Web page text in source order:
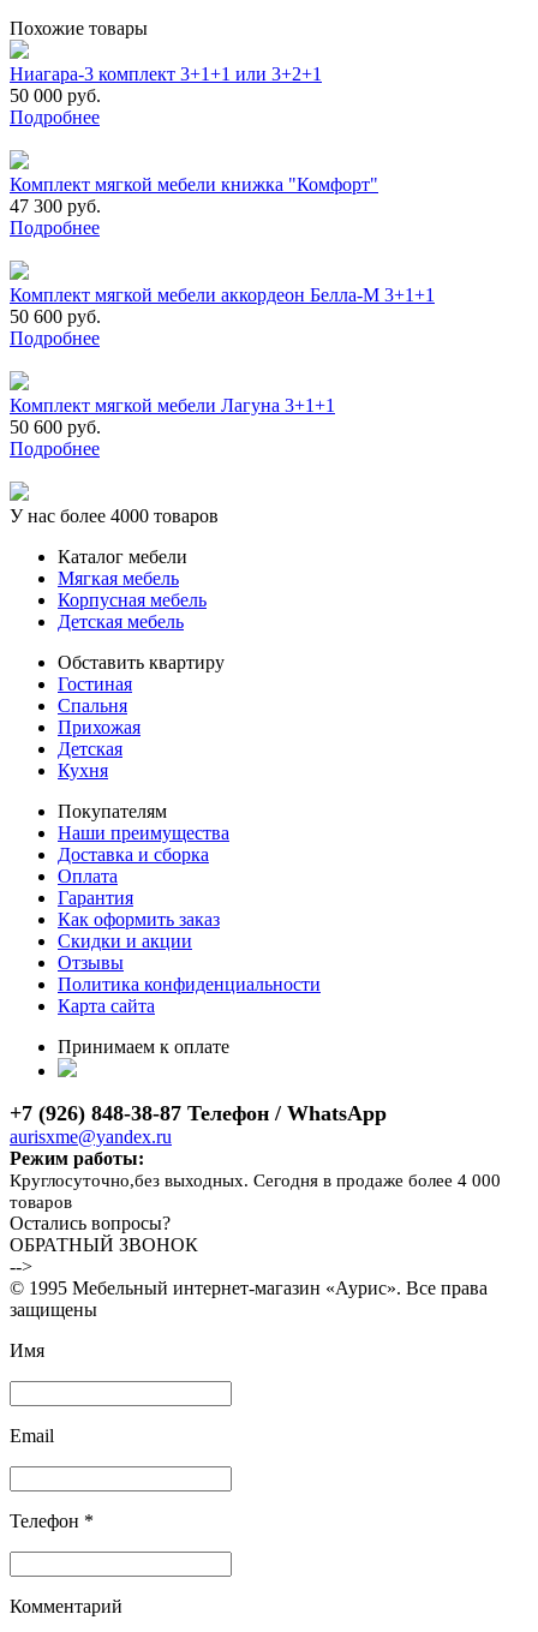
Похожие товары
Ниагара-3 комплект 3+1+1 или 3+2+1
50 000 руб.
Подробнее
Комплект мягкой мебели книжка "Комфорт"
47 300 руб.
Подробнее
Комплект мягкой мебели аккордеон Белла-М 3+1+1
50 600 руб.
Подробнее
Комплект мягкой мебели Лагуна 3+1+1
50 600 руб.
Подробнее
У нас более 4000 товаров
Каталог мебели
Мягкая мебель
Корпусная мебель
Детская мебель
Обставить квартиру
Гостиная
Спальня
Прихожая
Детская
Кухня
Покупателям
Наши преимущества
Доставка и сборка
Оплата
Гарантия
Как оформить заказ
Скидки и акции
Отзывы
Политика конфиденциальности
Карта сайта
Принимаем к оплате
+7 (926) 848-38-87 Телефон / WhatsApp
aurisxme@yandex.ru
Режим работы:
Круглосуточно,без выходных. Сегодня в продаже более 4 000
товаров
Остались вопросы?
ОБРАТНЫЙ ЗВОНОК
-->
© 1995 Мебельный интернет-магазин «Аурис». Все права
защищены
Имя
Email
Телефон *
Комментарий